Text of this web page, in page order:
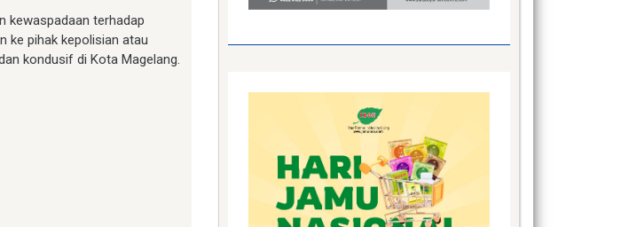
kewaspadaan terhadap
ke pihak kepolisian atau
kondusif di Kota Magelang.